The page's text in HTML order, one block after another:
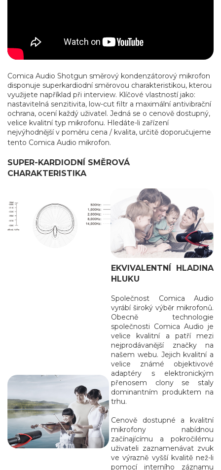
Comica Audio Shotgun směrový kondenzátorový mikrofon
disponuje superkardiodní směrovou charakteristikou, kterou
využijete například při interview. Klíčové vlastností jako:
nastavitelná senzitivita, low-cut filtr a maximální antivibrační
ochrana, ocení každý uživatel. Jedná se o cenově dostupný,
velice kvalitní typ mikrofonu. Hledáte-li zařízení
nejvýhodnější v poměru cena / kvalita, určitě doporučujeme
tento Comica Audio mikrofon.
SUPER-KARDIODNÍ SMĚROVÁ
CHARAKTERISTIKA
EKVIVALENTNÍ HLADINA
HLUKU
Společnost Comica Audio
vyrábí široký výběr mikrofonů.
Obecně technologie
společnosti Comica Audio je
velice kvalitní a patří mezi
nejprodávanější značky na
našem webu. Jejich kvalitní a
velice známé objektivové
adaptéry s elektronickým
přenosem clony se staly
dominantním produktem na
trhu.
Cenově dostupné a kvalitní
mikrofony nabídnou
začínajícímu a pokročilému
uživateli zaznamenávat zvuk
ve výrazně vyšší kvalitě než-li
pomocí interního záznamu